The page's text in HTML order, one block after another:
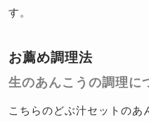
す。
お薦め調理法
生のあんこうの調理に
こちらのどぶ汁セットのあ